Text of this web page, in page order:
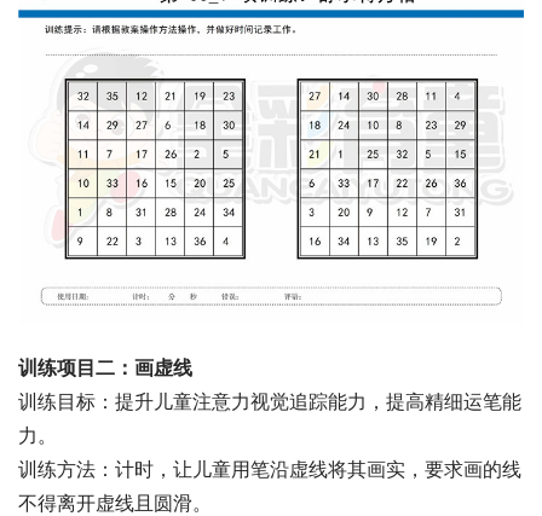
训练项目二：画虚线
训练目标：提升儿童注意力视觉追踪能力，提高精细运笔能
力。
训练方法：计时，让儿童用笔沿虚线将其画实，要求画的线
不得离开虚线且圆滑。